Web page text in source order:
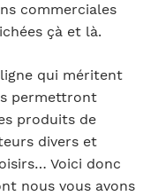
commerciales
çà et là.
qui méritent
permettront
produits de
divers et
Voici donc
nous vous avons